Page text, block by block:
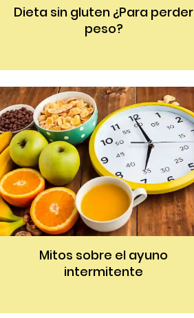
Dieta sin gluten ¿Para perder
peso?
Mitos sobre el ayuno
intermitente